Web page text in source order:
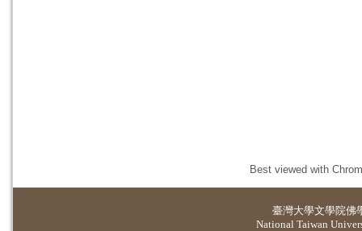
Best viewed with
臺灣大學文學院佛
National Taiwan